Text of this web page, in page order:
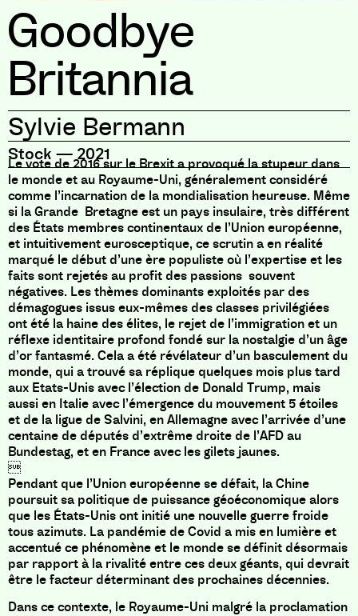
Goodbye
Britannia
Sylvie Bermann
Stock — 2021
Le vote de 2016 sur le Brexit a provoqué la stupeur dans
le monde et au Royaume-Uni, généralement considéré
comme l’incarnation de la mondialisation heureuse. Même
si la Grande Bretagne est un pays insulaire, très différent
des États membres continentaux de l’Union européenne,
et intuitivement eurosceptique, ce scrutin a en réalité
marqué le début d’une ère populiste où l’expertise et les
faits sont rejetés au profit des passions souvent
négatives. Les thèmes dominants exploités par des
démagogues issus eux-mêmes des classes privilégiées
ont été la haine des élites, le rejet de l’immigration et un
réflexe identitaire profond fondé sur la nostalgie d’un âge
d’or fantasmé. Cela a été révélateur d’un basculement du
monde, qui a trouvé sa réplique quelques mois plus tard
aux Etats-Unis avec l’élection de Donald Trump, mais
aussi en Italie avec l’émergence du mouvement 5 étoiles
et de la ligue de Salvini, en Allemagne avec l’arrivée d’une
centaine de députés d’extrême droite de l’AFD au
Bundestag, et en France avec les gilets jaunes.

Pendant que l’Union européenne se défait, la Chine
poursuit sa politique de puissance géoéconomique alors
que les États-Unis ont initié une nouvelle guerre froide
tous azimuts. La pandémie de Covid a mis en lumière et
accentué ce phénomène et le monde se définit désormais
par rapport à la rivalité entre ces deux géants, qui devrait
être le facteur déterminant des prochaines décennies.
Dans ce contexte, le Royaume-Uni malgré la proclamation